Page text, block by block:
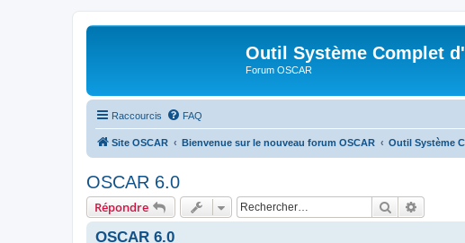
Outil Système Complet
Forum OSCAR
Raccourcis FAQ
Site OSCAR Bienvenue sur le nouveau forum OSCAR Outil Système
OSCAR 6.0
Répondre Rechercher
OSCAR 6.0